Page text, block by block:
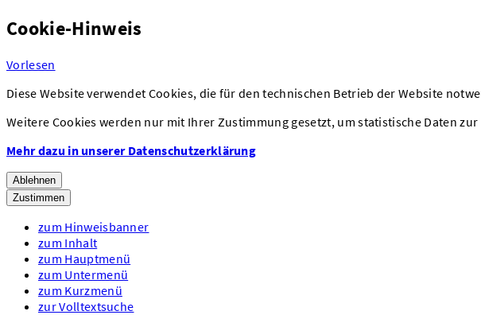
Cookie-Hinweis
Vorlesen
Diese Website verwendet Cookies, die für den technischen Betrieb der Website
Weitere Cookies werden nur mit Ihrer Zustimmung gesetzt, um statistische Daten
Mehr dazu in unserer Datenschutzerklärung
Ablehnen
Zustimmen
zum Hinweisbanner
zum Inhalt
zum Hauptmenü
zum Untermenü
zum Kurzmenü
zur Volltextsuche